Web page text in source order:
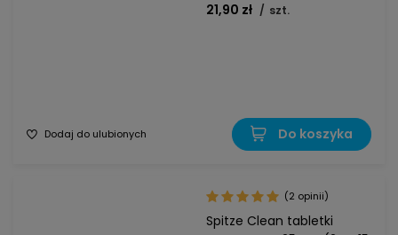
21,90 zł / szt.
Dodaj do ulubionych Do koszyka
Spitze Clean tabletki
(2 opinii)